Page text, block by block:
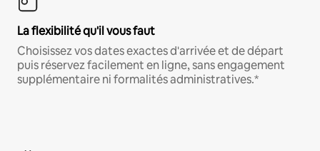
La flexibilité qu'il vous faut
Choisissez vos dates exactes d'arrivée et de départ
puis réservez facilement en ligne, sans engagement
supplémentaire ni formalités administratives.*